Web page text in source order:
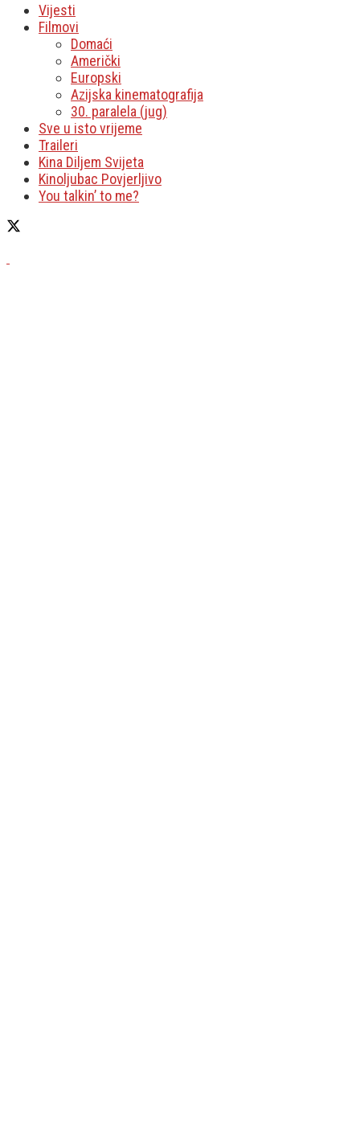
Vijesti
Filmovi
Domaći
Američki
Europski
Azijska kinematografija
30. paralela (jug)
Sve u isto vrijeme
Traileri
Kina Diljem Svijeta
Kinoljubac Povjerljivo
You talkin’ to me?